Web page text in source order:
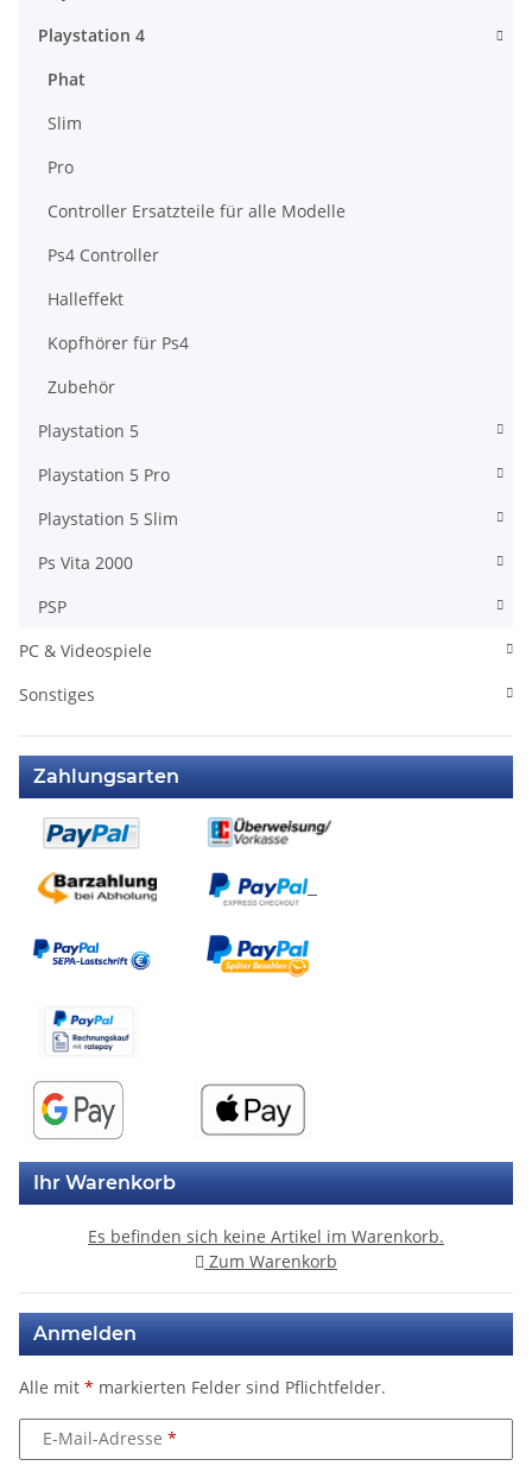
Playstation 4
Phat
Slim
Pro
Controller Ersatzteile für alle Modelle
Ps4 Controller
Halleffekt
Kopfhörer für Ps4
Zubehör
Playstation 5
Playstation 5 Pro
Playstation 5 Slim
Ps Vita 2000
PSP
PC & Videospiele
Sonstiges
Zahlungsarten
Ihr Warenkorb
Es befinden sich keine Artikel im Warenkorb.
Zum Warenkorb
Anmelden
Alle mit * markierten Felder sind Pflichtfelder.
E-Mail-Adresse